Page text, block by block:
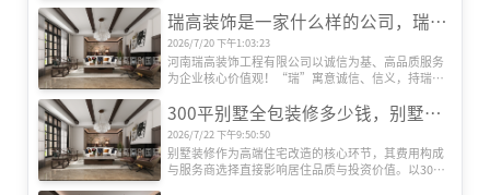
度达24万至60万元以上。这种价格差异主要源于三大
核心要素：装修档次、材料配置及智能化程度。
瑞高装饰是一家什么样的公司，瑞高装饰怎么样？
2026/7/20 下午1:03:23
河南瑞高装饰工程有限公司以诚信为基、高品质服务
为企业核心价值观！“瑞”寓意诚信、信义，持瑞玉
是追求更高美好生活品质的过程！
300平别墅全包装修多少钱，别墅装修公司推荐
2026/7/22 下午9:50:50
别墅装修作为高端住宅改造的核心环节，其费用构成
与服务商选择直接影响居住品质与投资价值。以300